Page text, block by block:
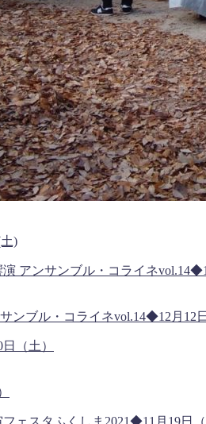
)
ンブル・コライネvol.14◆12月12